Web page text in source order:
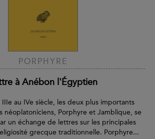
PORPHYRE
à Anébon l'Égyptien
au IVe siècle, les deux plus importants
néoplatoniciens, Porphyre et Jamblique, se
un échange de lettres sur les principales
grecque traditionnelle. Porphyre...